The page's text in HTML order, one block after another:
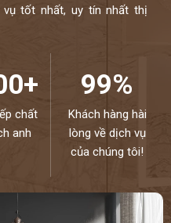
vụ tốt nhất, uy tín nhất thị
chất
anh
99%
Khách hàng hài
lòng về dịch vụ
của chúng tôi!